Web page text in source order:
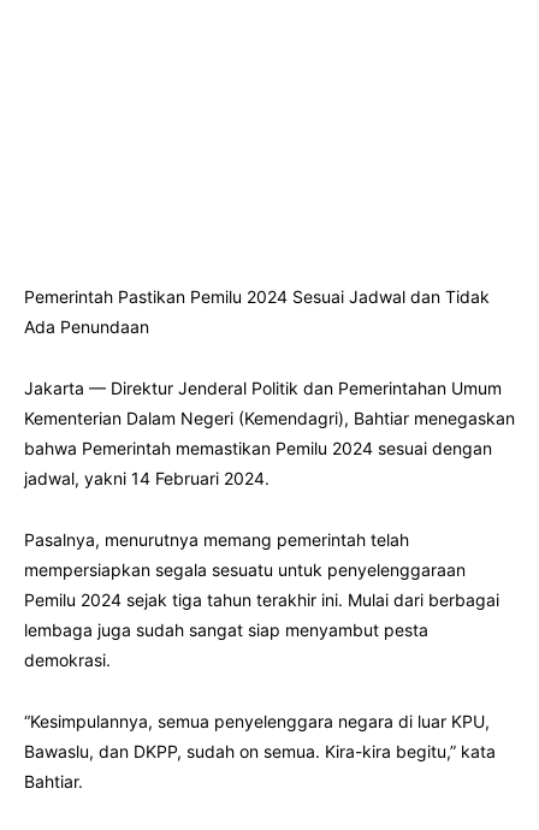
Pemerintah Pastikan Pemilu 2024 Sesuai Jadwal dan Tidak
Ada Penundaan
Jakarta — Direktur Jenderal Politik dan Pemerintahan Umum
Kementerian Dalam Negeri (Kemendagri), Bahtiar menegaskan
bahwa Pemerintah memastikan Pemilu 2024 sesuai dengan
jadwal, yakni 14 Februari 2024.
Pasalnya, menurutnya memang pemerintah telah
mempersiapkan segala sesuatu untuk penyelenggaraan
Pemilu 2024 sejak tiga tahun terakhir ini. Mulai dari berbagai
lembaga juga sudah sangat siap menyambut pesta
demokrasi.
“Kesimpulannya, semua penyelenggara negara di luar KPU,
Bawaslu, dan DKPP, sudah on semua. Kira-kira begitu,” kata
Bahtiar.